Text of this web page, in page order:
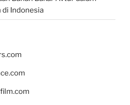
di Indonesia